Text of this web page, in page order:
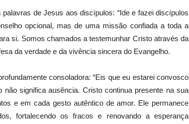
de Jesus aos discípulos: “Ide e fazei discípulos
opcional, mas de uma missão confiada a toda a
si. Somos chamados a testemunhar Cristo através da
da verdade e da vivência sincera do Evangelho.
consoladora: “Eis que eu estarei convosco
significa ausência. Cristo continua presente na sua
e em cada gesto autêntico de amor. Ele permanece
fortalecendo os fracos e renovando a esperança